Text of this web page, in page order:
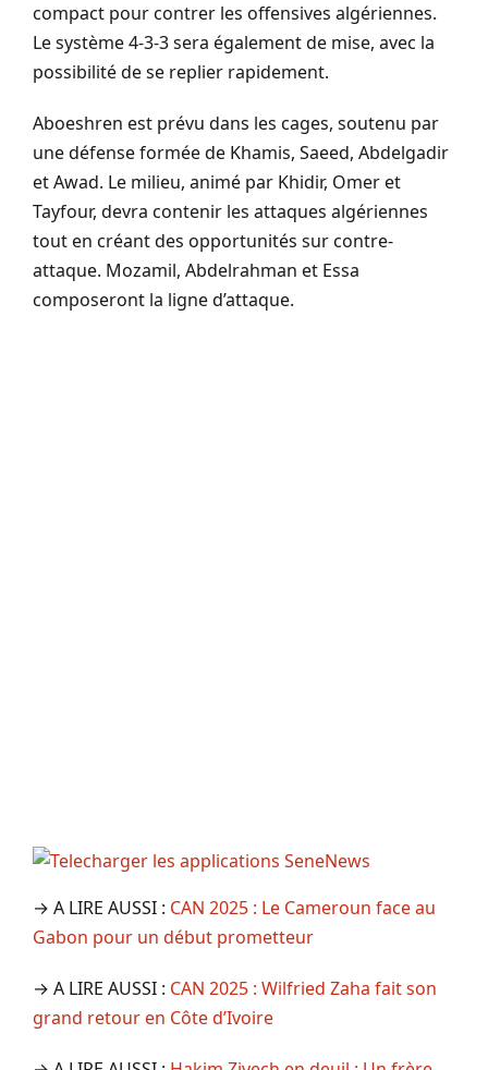
compact pour contrer les offensives algériennes.
Le système 4-3-3 sera également de mise, avec la
possibilité de se replier rapidement.
Aboeshren est prévu dans les cages, soutenu par
une défense formée de Khamis, Saeed, Abdelgadir
et Awad. Le milieu, animé par Khidir, Omer et
Tayfour, devra contenir les attaques algériennes
tout en créant des opportunités sur contre-
attaque. Mozamil, Abdelrahman et Essa
composeront la ligne d’attaque.
→ A LIRE AUSSI : CAN 2025 : Le Cameroun face au
Gabon pour un début prometteur
→ A LIRE AUSSI : CAN 2025 : Wilfried Zaha fait son
grand retour en Côte d’Ivoire